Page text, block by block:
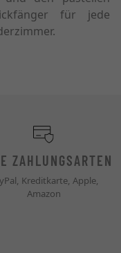
für jede
ZAHLUNGSARTEN
Kreditkarte, Apple,
Amazon